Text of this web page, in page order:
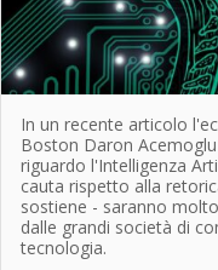
In un recente articolo
Boston Daron
riguardo l'Intelligenza
cauta rispetto alla
sostiene - saranno
dalle grandi società di
tecnologia.